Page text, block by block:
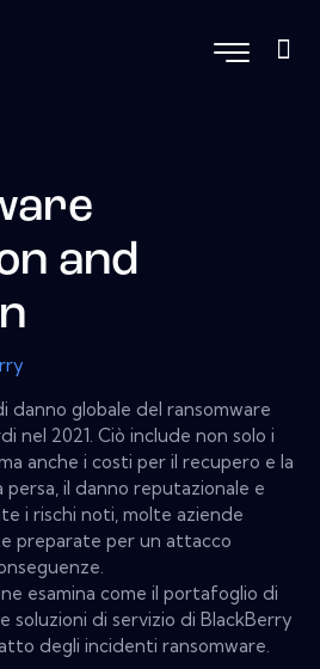
and
danno globale del ransomware
nel 2021. Ciò include non solo i
anche i costi per il recupero e la
il danno reputazionale e
i rischi noti, molte aziende
preparate per un attacco
esamina come il portafoglio di
soluzioni di servizio di BlackBerry
degli incidenti ransomware.